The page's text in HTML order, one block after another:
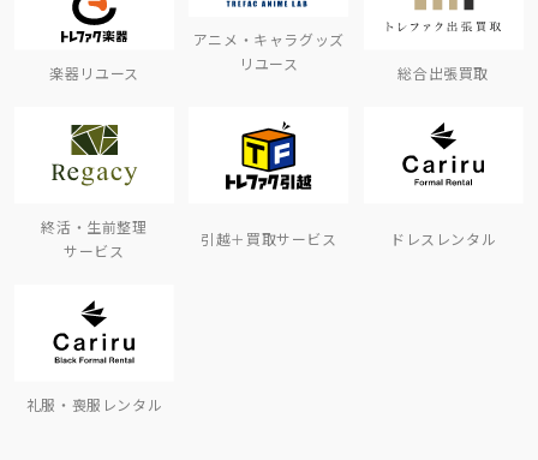
楽器リユース
アニメ・キャラグッズ
リユース
総合出張買取
終活・生前整理
サービス
引越＋買取サービス ドレスレンタル
礼服・喪服レンタル